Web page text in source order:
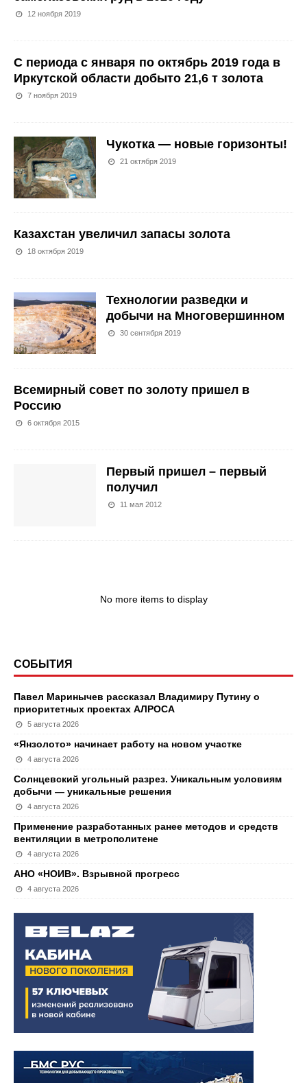
12 ноября 2019
С периода с января по октябрь 2019 года в
Иркутской области добыто 21,6 т золота
7 ноября 2019
Чукотка — новые горизонты!
21 октября 2019
Казахстан увеличил запасы золота
18 октября 2019
Технологии разведки и
добычи на Многовершинном
30 сентября 2019
Всемирный совет по золоту пришел в
Россию
6 октября 2015
Первый пришел – первый
получил
11 мая 2012
No more items to display
СОБЫТИЯ
Павел Маринычев рассказал Владимиру Путину о
приоритетных проектах АЛРОСА
5 августа 2026
«Янзолото» начинает работу на новом участке
4 августа 2026
Солнцевский угольный разрез. Уникальным условиям
добычи — уникальные решения
4 августа 2026
Применение разработанных ранее методов и средств
вентиляции в метрополитене
4 августа 2026
АНО «НОИВ». Взрывной прогресс
4 августа 2026